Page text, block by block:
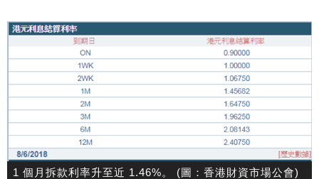
1 個月拆款利率升至近 1.46%。 (圖：香港財資市場公會)